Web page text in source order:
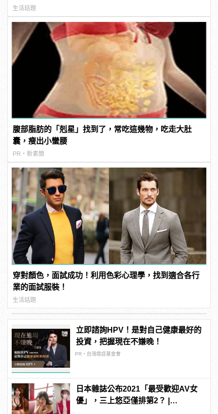
生活話題
腹部脂肪的「剋星」找到了，常吃這幾物，吃走大肚
囊，瘦出小蠻腰
PR・新素簡
穿對顏色，面試成功！利用色彩心理學，找到適合各行
業的面試服裝！
生活話題
立即諮詢HPV！是對自己健康最好的
投資，把握現在不嫌晚！
PR・台灣癌症基金會
日本雜誌公布2021「最受歡迎AV女
優」，三上悠亞僅排第2？ |